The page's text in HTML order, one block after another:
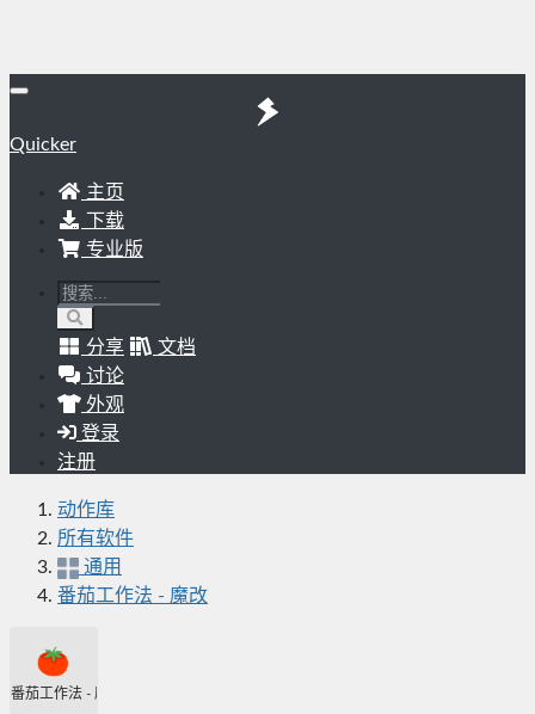
Quicker
主页
下载
专业版
分享
文档
讨论
外观
登录
注册
动作库
所有软件
通用
番茄工作法 - 魔改
番茄工作法 - 魔改